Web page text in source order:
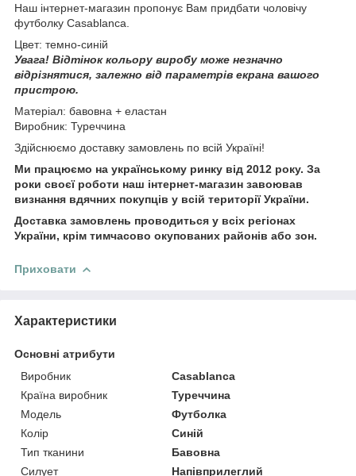
Наш інтернет-магазин пропонує Вам придбати чоловічу
футболку Casablanca.
Цвет: темно-синій
Увага! Відтінок кольору виробу може незначно
відрізнятися, залежно від параметрів екрана вашого
пристрою.
Матеріал: бавовна + еластан
Виробник: Туреччина
Здійснюємо доставку замовлень по всій Україні!
Ми працюємо на українському ринку від 2012 року. За
роки своєї роботи наш інтернет-магазин завоював
визнання вдячних покупців у всій території України.
Доставка замовлень проводиться у всіх регіонах
України, крім тимчасово окупованих районів або зон.
Приховати
Характеристики
Основні атрибути
Виробник
Casablanca
Країна виробник
Туреччина
Модель
Футболка
Колір
Синій
Тип тканини
Бавовна
Силует
Напівприлеглий